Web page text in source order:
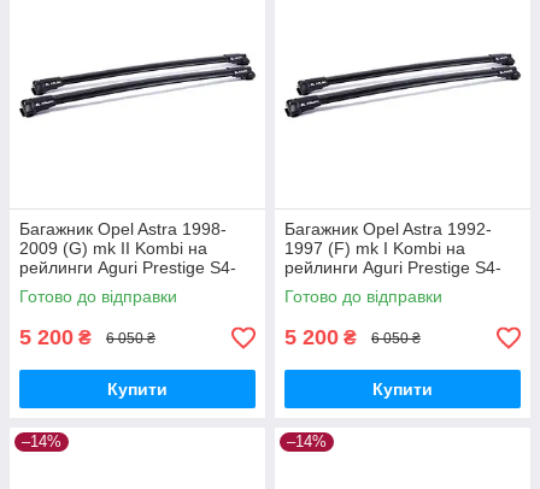
Багажник Opel Astra 1998-
2009 (G) mk II Kombi на
рейлинги Aguri Prestige S4-
1499B
Готово до відправки
5 200 ₴ 6 050 ₴
Купити
Багажник Opel Astra 1992-
1997 (F) mk I Kombi на
рейлинги Aguri Prestige S4-
1500B
Готово до відправки
5 200 ₴ 6 050 ₴
Купити
–14% –14%